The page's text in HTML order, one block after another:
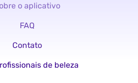
o aplicativo
FAQ
Contato
de beleza